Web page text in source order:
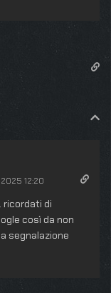
12:20
ricordati di
così da non
segnalazione